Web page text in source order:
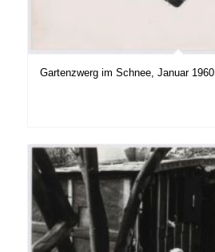
Gartenzwerg im Schnee, Januar 1960